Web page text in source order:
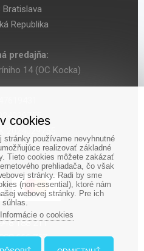
Bratislava
Republika
predajňa:
14 (OC Kocka)
188 211
666 767
cookies
stránky používame nevyhnutné
realizovať základné
Tieto cookies môžete zakázať
prehliadača, čo však
stránky. Radi by sme
(non-essential), ktoré nám
webovej stránky. Pre ich
súhlas.
Informácie o cookies